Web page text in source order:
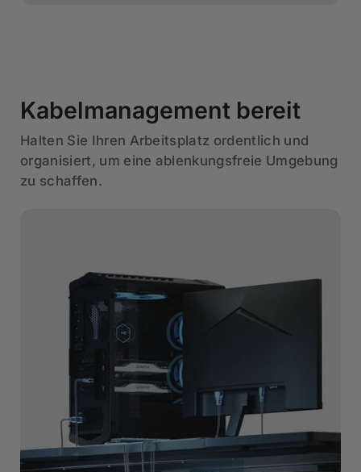
Kabelmanagement bereit
Halten Sie Ihren Arbeitsplatz ordentlich und
organisiert, um eine ablenkungsfreie Umgebung
zu schaffen.